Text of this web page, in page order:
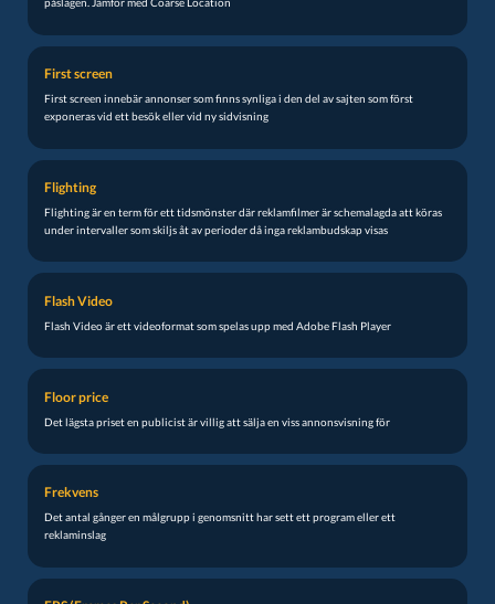
påslagen. Jämför med Coarse Location
First screen
First screen innebär annonser som finns synliga i den del av sajten som först
exponeras vid ett besök eller vid ny sidvisning
Flighting
Flighting är en term för ett tidsmönster där reklamfilmer är schemalagda att köras
under intervaller som skiljs åt av perioder då inga reklambudskap visas
Flash Video
Flash Video är ett videoformat som spelas upp med Adobe Flash Player
Floor price
Det lägsta priset en publicist är villig att sälja en viss annonsvisning för
Frekvens
Det antal gånger en målgrupp i genomsnitt har sett ett program eller ett
reklaminslag